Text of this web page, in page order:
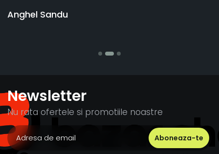
banii pentru 1 bucata, Multumesc
Newsletter
Nu rata ofertele si promotiile noastre